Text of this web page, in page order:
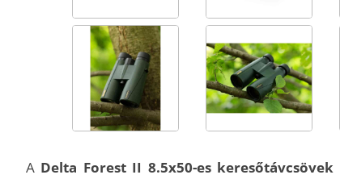
A Delta Forest II 8.5x50-es keresőtávcsövek